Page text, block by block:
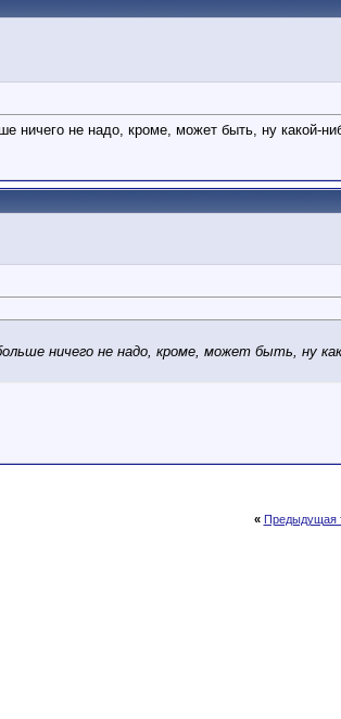
не надо, кроме, может быть, ну какой-
ничего не надо, кроме, может быть, ну
« Предыдущая